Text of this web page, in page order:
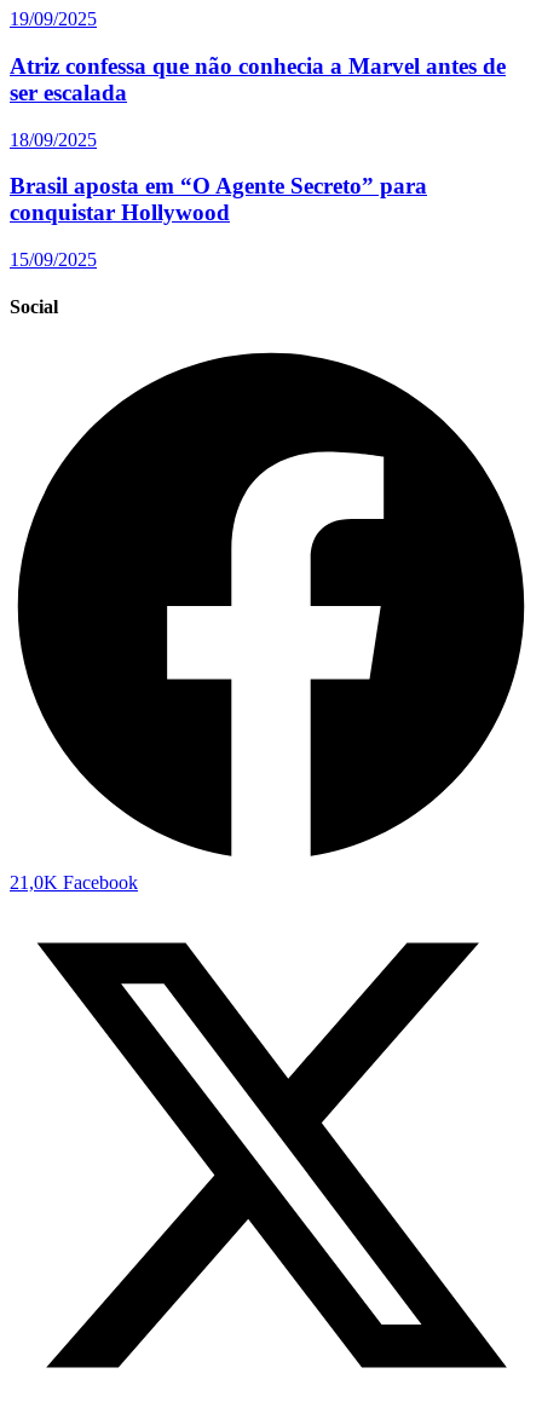
19/09/2025
Atriz confessa que não conhecia a Marvel antes de
ser escalada
18/09/2025
Brasil aposta em “O Agente Secreto” para
conquistar Hollywood
15/09/2025
Social
21,0K Facebook